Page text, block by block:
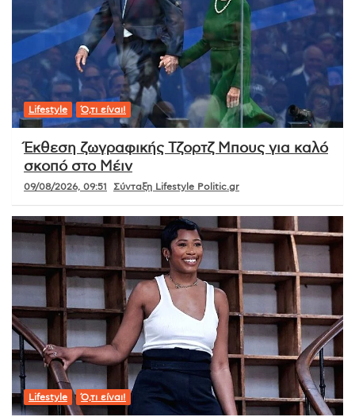
Lifestyle Ό,τι είναι!
Έκθεση ζωγραφικής Τζορτζ Μπους για καλό
σκοπό στο Μέιν
09/08/2026, 09:51 Σύνταξη Lifestyle Politic.gr
Lifestyle Ό,τι είναι!